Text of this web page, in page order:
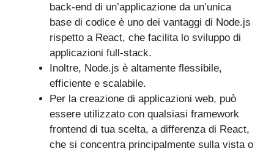
back-end di un’applicazione da un’unica
base di codice è uno dei vantaggi di Node.js
rispetto a React, che facilita lo sviluppo di
applicazioni full-stack.
Inoltre, Node.js è altamente flessibile,
efficiente e scalabile.
Per la creazione di applicazioni web, può
essere utilizzato con qualsiasi framework
frontend di tua scelta, a differenza di React,
che si concentra principalmente sulla vista o